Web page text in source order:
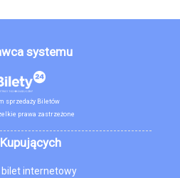
systemu
sprzedaży Biletów
prawa zastrzeżone
bilet internetowy